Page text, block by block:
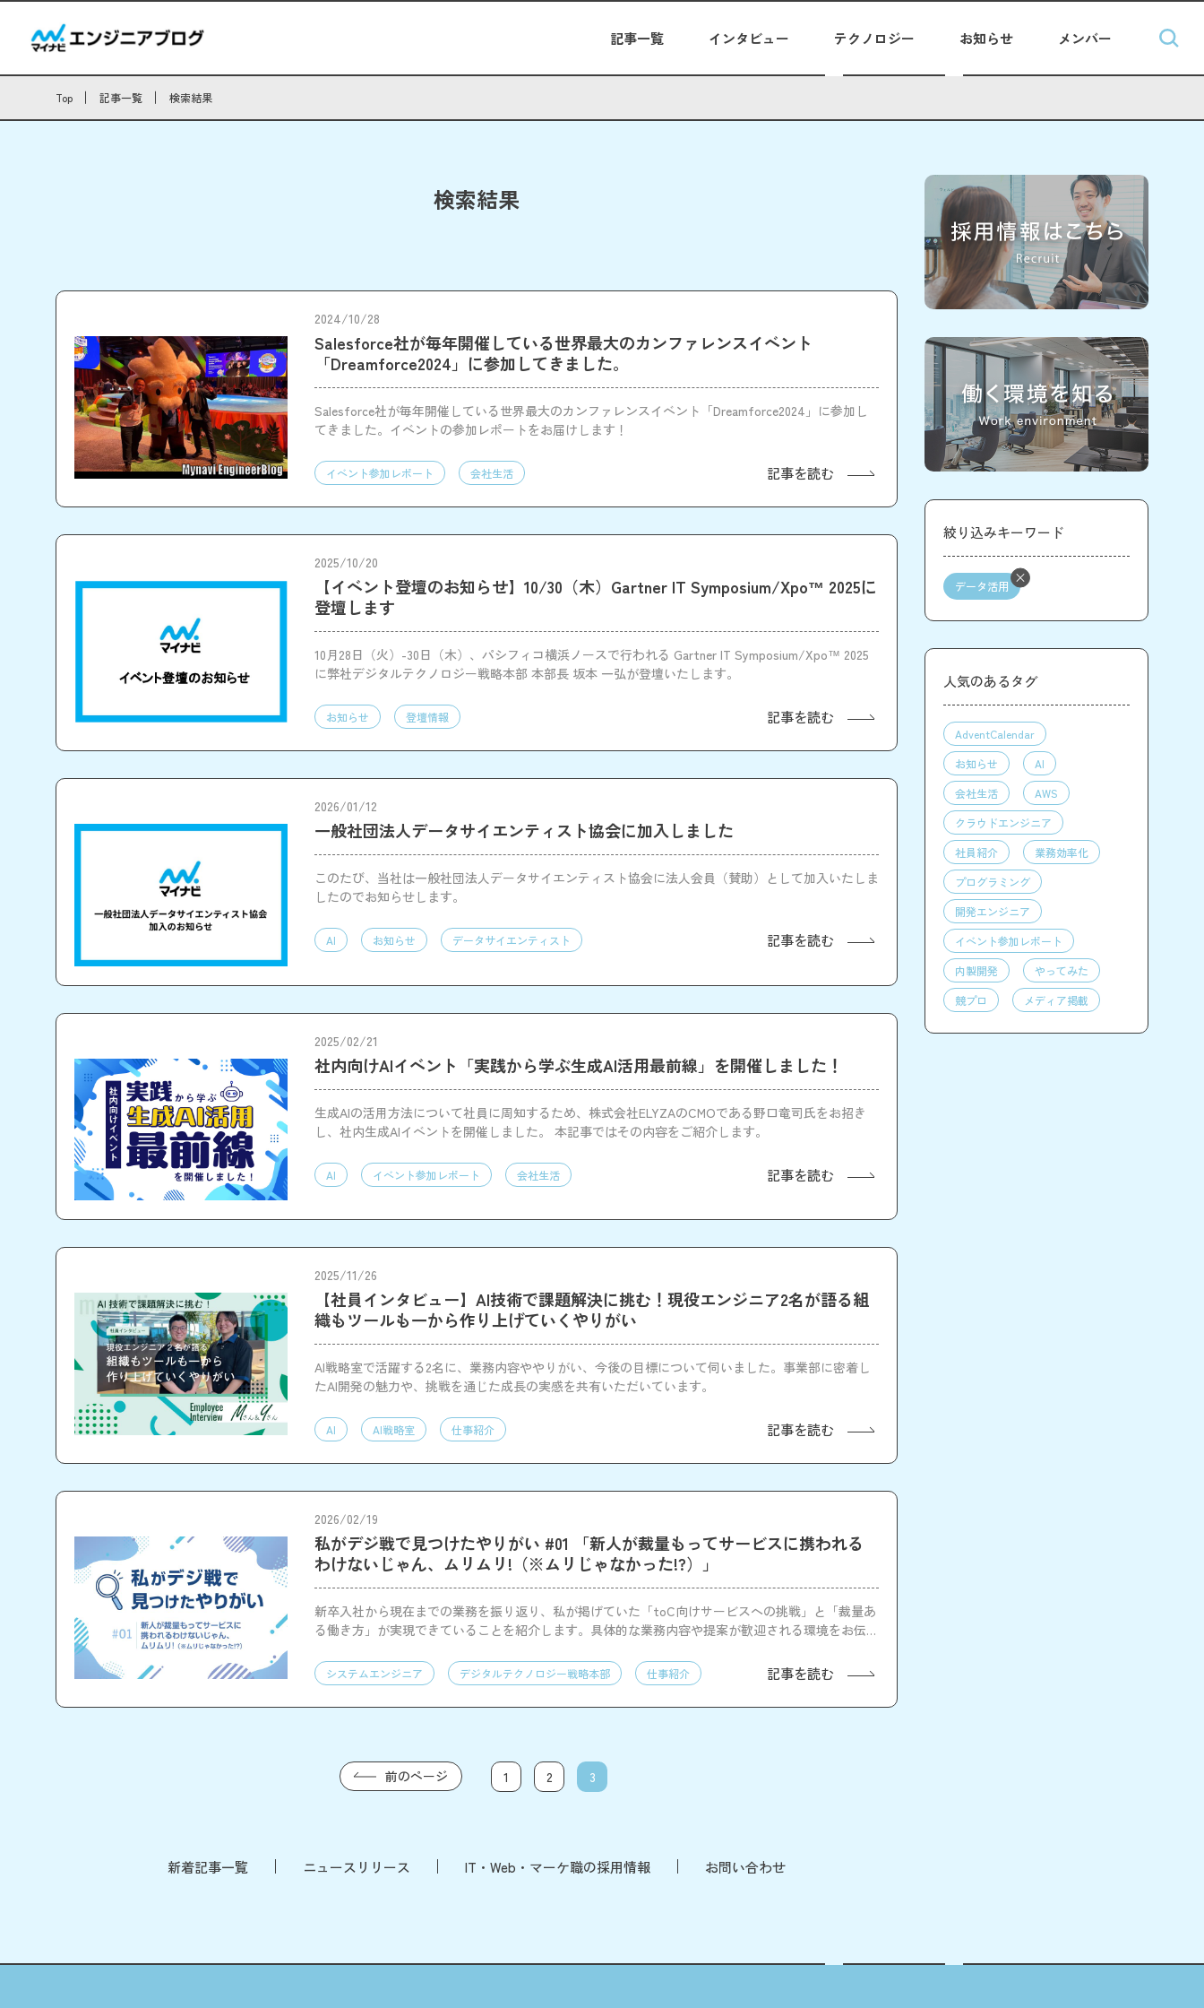
記事一覧 インタビュー テクノロジー お知らせ メンバー
Top 記事一覧 検索結果
検索結果
2024/10/28
Salesforce社が毎年開催している世界最大のカンファレンスイベント
「Dreamforce2024」に参加してきました。
Salesforce社が毎年開催している世界最大のカンファレンスイベント「Dreamforce2024」に参加し
てきました。イベントの参加レポートをお届けします！
イベント参加レポート 会社生活 記事を読む
2025/10/20
【イベント登壇のお知らせ】10/30（木）Gartner IT Symposium/Xpo™ 2025に
登壇します
10月28日（火）-30日（木）、パシフィコ横浜ノースで行われる Gartner IT Symposium/Xpo™ 2025
に弊社デジタルテクノロジー戦略本部 本部長 坂本 一弘が登壇いたします。
お知らせ 登壇情報 記事を読む
2026/01/12
一般社団法人データサイエンティスト協会に加入しました
このたび、当社は一般社団法人データサイエンティスト協会に法人会員（賛助）として加入いたしま
したのでお知らせします。
AI お知らせ データサイエンティスト 記事を読む
2025/02/21
社内向けAIイベント「実践から学ぶ生成AI活用最前線」を開催しました！
生成AIの活用方法について社員に周知するため、株式会社ELYZAのCMOである野口竜司氏をお招き
し、社内生成AIイベントを開催しました。 本記事ではその内容をご紹介します。
AI イベント参加レポート 会社生活 記事を読む
2025/11/26
【社員インタビュー】AI技術で課題解決に挑む！現役エンジニア2名が語る組
織もツールも一から作り上げていくやりがい
AI戦略室で活躍する2名に、業務内容ややりがい、今後の目標について伺いました。事業部に密着し
たAI開発の魅力や、挑戦を通じた成長の実感を共有いただいています。
AI AI戦略室 仕事紹介 記事を読む
2026/02/19
私がデジ戦で見つけたやりがい #01 「新人が裁量もってサービスに携われる
わけないじゃん、ムリムリ!（※ムリじゃなかった!?）」
新卒入社から現在までの業務を振り返り、私が掲げていた「toC向けサービスへの挑戦」と「裁量あ
る働き方」が実現できていることを紹介します。具体的な業務内容や提案が歓迎される環境をお伝え
システムエンジニア デジタルテクノロジー戦略本部 仕事紹介 記事を読む
前のページ 1 2 3
新着記事一覧 ニュースリリース IT・Web・マーケ職の採用情報 お問い合わせ
絞り込みキーワード
データ活用
人気のあるタグ
AdventCalendar
お知らせ
AI
会社生活
AWS
クラウドエンジニア
社員紹介
業務効率化
プログラミング
開発エンジニア
イベント参加レポート
内製開発
やってみた
競プロ
メディア掲載